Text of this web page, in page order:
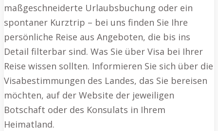
maßgeschneiderte Urlaubsbuchung oder ein
spontaner Kurztrip – bei uns finden Sie Ihre
persönliche Reise aus Angeboten, die bis ins
Detail filterbar sind. Was Sie über Visa bei Ihrer
Reise wissen sollten. Informieren Sie sich über die
Visabestimmungen des Landes, das Sie bereisen
möchten, auf der Website der jeweiligen
Botschaft oder des Konsulats in Ihrem
Heimatland.